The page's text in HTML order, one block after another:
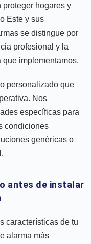
hogares y
Este y sus
se distingue por
profesional y la
implementamos.
personalizado que
Nos
específicas para
condiciones
genéricas o
antes de instalar
características de tu
alarma más